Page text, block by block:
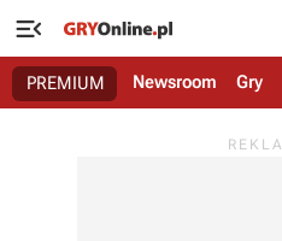

PREMIUM Newsroom Gry